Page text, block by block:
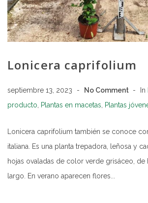
Lonicera caprifolium
septiembre 13, 2023 No Comment In
producto
Plantas en macetas Plantas
Lonicera caprifolium también se conoce
italiana. Es una planta trepadora, leñosa y
hojas ovaladas de color verde grisáceo, de
largo. En verano aparecen flores...